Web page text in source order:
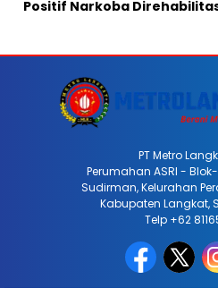
Positif Narkoba
PT Metro
Perumahan ASRI -
Sudirman, Kelurahan
Kabupaten Langkat,
Telp +62